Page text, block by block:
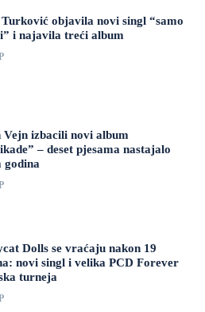
objavila novi singl “samo
i najavila treći album
Vejn izbacili novi album
– deset pjesama nastajalo
godina
Dolls se vraćaju nakon 19
novi singl i velika PCD Forever
turneja